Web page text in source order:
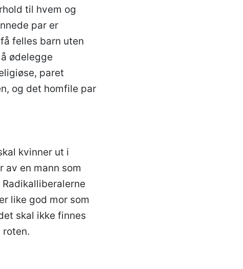
til hvem og
par er
felles barn uten
ødelegge
paret
og det homfile par
kvinner ut i
av en mann som
like god mor som
skal ikke finnes